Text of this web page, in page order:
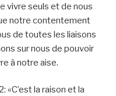
vivre seuls et de nous
notre contentement
de toutes les liaisons
sur nous de pouvoir
à notre aise.
«C’est la raison et la